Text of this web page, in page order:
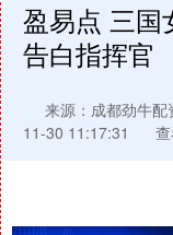
盈易点 三国
告白指挥官
来源：成都劲牛配
11-30 11:17:31